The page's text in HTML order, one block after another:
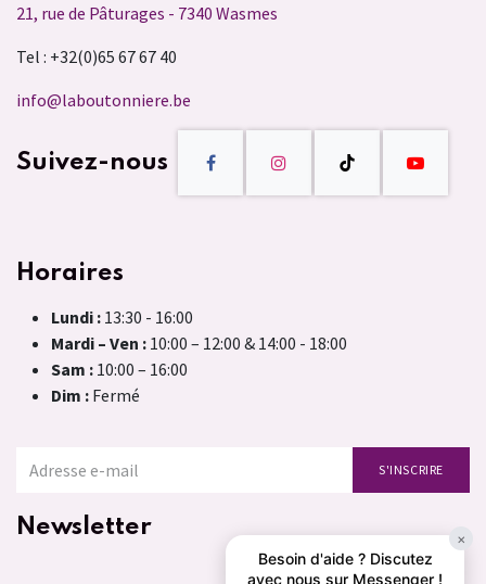
21, rue de Pâturages - 7340 Wasmes
Tel : +32(0)65 67 67 40
info@laboutonniere.be
Suivez-nous
Horaires
Lundi : 13:30 - 16:00
Mardi – Ven : 10:00 – 12:00 & 14:00 - 18:00
Sam : 10:00 – 16:00
Dim : Fermé
S'INSCRIRE
Newsletter ×
Besoin d'aide ? Discutez
avec nous sur Messenger !